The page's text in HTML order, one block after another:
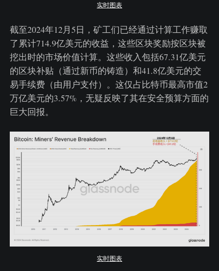
实时图表
截至2024年12月5日，矿工们已经通过计算工作赚取
了累计714.9亿美元的收益，这些区块奖励按区块被
挖出时的市场价值计算。这些收入包括67.31亿美元
的区块补贴（通过新币的铸造）和41.8亿美元的交
易手续费（由用户支付）。这仅占比特币最高市值2
万亿美元的3.57%，无疑反映了其在安全预算方面的
巨大回报。
实时图表